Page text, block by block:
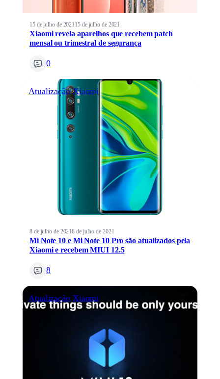
15 de julho de 2021 15 de julho de 2021
Xiaomi revela aparelhos que recebem patch
mensal ou trimestral de segurança
0
Atualização Xiaomi
8 de julho de 20218 de julho de 2021
Mi Note 10 e Mi Note 10 Pro são atualizados pela
Xiaomi e recebem MIUI 12.5
8
Atualização Xiaomi